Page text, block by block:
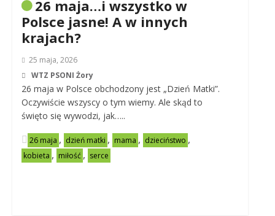
26 maja…i wszystko w
Polsce jasne! A w innych
krajach?
25 maja, 2026
WTZ PSONI Żory
26 maja w Polsce obchodzony jest „Dzień Matki”.
Oczywiście wszyscy o tym wiemy. Ale skąd to
święto się wywodzi, jak…..
26 maja , dzień matki , mama , dzieciństwo ,
kobieta , miłość , serce